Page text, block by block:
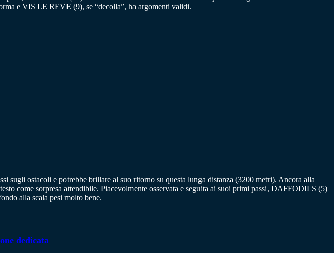
e VIS LE REVE (9), se “decolla”, ha argomenti validi.
sugli ostacoli e potrebbe brillare al suo ritorno su questa lunga distanza (3200 metri). Ancora alla
come sorpresa attendibile. Piacevolmente osservata e seguita ai suoi primi passi, DAFFODILS (5)
alla scala pesi molto bene.
dedicata